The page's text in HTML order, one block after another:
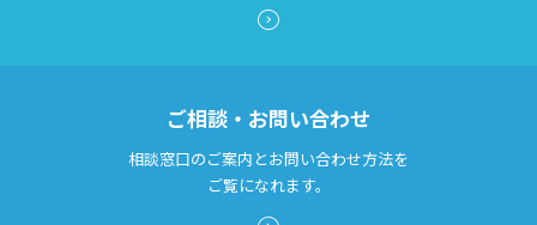
ご相談・お問い合わせ
相談窓口のご案内とお問い合わせ方法を
ご覧になれます。